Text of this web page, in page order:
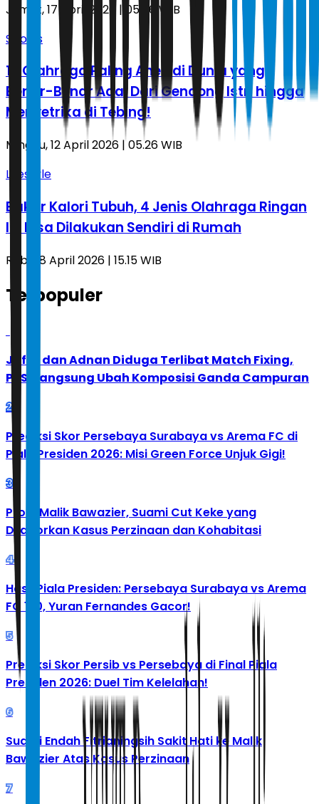
Jumat, 17 April 2026 | 05.06 WIB
Sports
10 Olahraga Paling Aneh di Dunia yang
Benar-Benar Ada: Dari Gendong Istri hingga
Menyetrika di Tebing!
Minggu, 12 April 2026 | 05.26 WIB
Lifestyle
Bakar Kalori Tubuh, 4 Jenis Olahraga Ringan
Ini Bisa Dilakukan Sendiri di Rumah
Rabu, 8 April 2026 | 15.15 WIB
Terpopuler
Jafar dan Adnan Diduga Terlibat Match Fixing,
PBSI Langsung Ubah Komposisi Ganda Campuran
2
Prediksi Skor Persebaya Surabaya vs Arema FC di
Piala Presiden 2026: Misi Green Force Unjuk Gigi!
3
Profil Malik Bawazier, Suami Cut Keke yang
Dilaporkan Kasus Perzinaan dan Kohabitasi
4
Hasil Piala Presiden: Persebaya Surabaya vs Arema
FC 1-0, Yuran Fernandes Gacor!
5
Prediksi Skor Persib vs Persebaya di Final Piala
Presiden 2026: Duel Tim Kelelahan!
6
Suami Endah Fitrianingsih Sakit Hati ke Malik
Bawazier Atas Kasus Perzinaan
7